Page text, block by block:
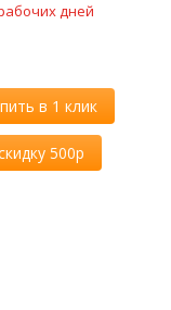
дней
в 1 клик
500р